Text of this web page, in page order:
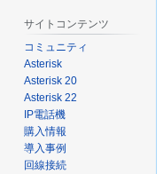
サイトコンテンツ
コミュニティ
Asterisk
Asterisk 20
Asterisk 22
IP電話機
購入情報
導入事例
回線接続